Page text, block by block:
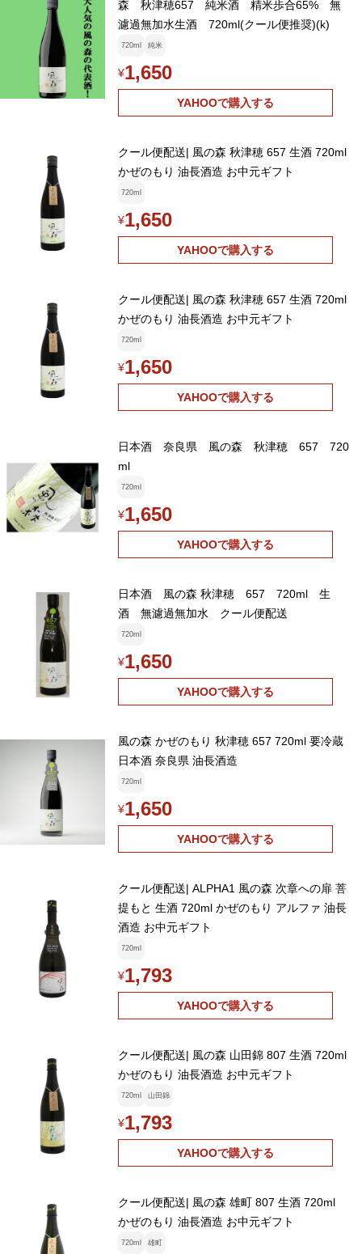
森 秋津穂657 純米酒 精米歩合65% 無
濾過無加水生酒 720ml(クール便推奨)(k)
720ml 純米
¥1,650
YAHOOで購入する
クール便配送| 風の森 秋津穂 657 生酒 720ml
かぜのもり 油長酒造 お中元ギフト
720ml
¥1,650
YAHOOで購入する
クール便配送| 風の森 秋津穂 657 生酒 720ml
かぜのもり 油長酒造 お中元ギフト
720ml
¥1,650
YAHOOで購入する
日本酒 奈良県 風の森 秋津穂 657 720
ml
720ml
¥1,650
YAHOOで購入する
日本酒 風の森 秋津穂 657 720ml 生
酒 無濾過無加水 クール便配送
720ml
¥1,650
YAHOOで購入する
風の森 かぜのもり 秋津穂 657 720ml 要冷蔵
日本酒 奈良県 油長酒造
720ml
¥1,650
YAHOOで購入する
クール便配送| ALPHA1 風の森 次章への扉 菩
提もと 生酒 720ml かぜのもり アルファ 油長
酒造 お中元ギフト
720ml
¥1,793
YAHOOで購入する
クール便配送| 風の森 山田錦 807 生酒 720ml
かぜのもり 油長酒造 お中元ギフト
720ml 山田錦
¥1,793
YAHOOで購入する
クール便配送| 風の森 雄町 807 生酒 720ml
かぜのもり 油長酒造 お中元ギフト
720ml 雄町